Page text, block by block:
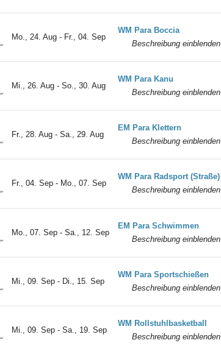
Mo., 24. Aug - Fr., 04. Sep
WM Para Boccia
Beschreibung einblenden
Mi., 26. Aug - So., 30. Aug
WM Para Kanu
Beschreibung einblenden
Fr., 28. Aug - Sa., 29. Aug
EM Para Klettern
Beschreibung einblenden
Fr., 04. Sep - Mo., 07. Sep
WM Para Radsport (Straße)
Beschreibung einblenden
Mo., 07. Sep - Sa., 12. Sep
EM Para Schwimmen
Beschreibung einblenden
Mi., 09. Sep - Di., 15. Sep
WM Para Sportschießen
Beschreibung einblenden
Mi., 09. Sep - Sa., 19. Sep
WM Rollstuhlbasketball
Beschreibung einblenden